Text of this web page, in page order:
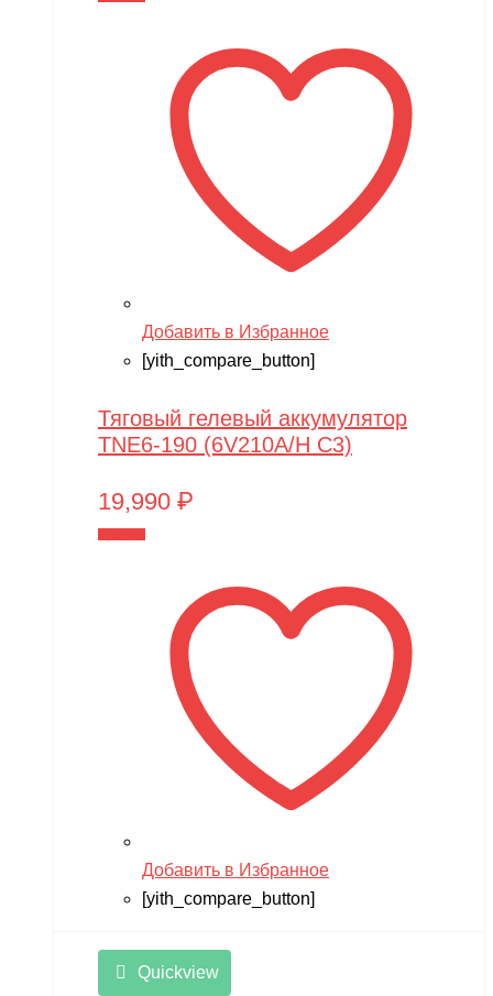
Добавить в Избранное
[yith_compare_button]
Тяговый гелевый аккумулятор
TNE6-190 (6V210A/H C3)
19,990 ₽
Добавить в Избранное
[yith_compare_button]
Quickview